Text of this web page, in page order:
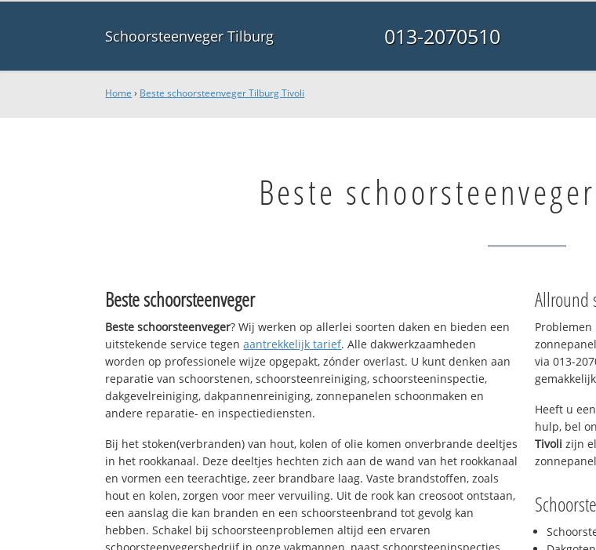
Schoorsteenveger Tilburg 013-2070510
Home › Beste schoorsteenveger Tilburg Tivoli
Beste
Beste schoorsteenveger
Beste schoorsteenveger? Wij werken op allerlei soorten daken en bieden een
uitstekende service tegenaantrekkelijk tarief. Alle dakwerkzaamheden
worden op professionele wijze opgepakt, zónder overlast. U kunt denken aan
reparatie van schoorstenen, schoorsteenreiniging, schoorsteeninspectie,
dakgevelreiniging, dakpannenreiniging, zonnepanelen schoonmaken en
andere reparatie- en inspectiediensten.
Bij het stoken(verbranden) van hout, kolen of olie komen onverbrande deeltjes
in het rookkanaal. Deze deeltjes hechten zich aan de wand van het rookkanaal
en vormen een teerachtige, zeer brandbare laag. Vaste brandstoffen, zoals
hout en kolen, zorgen voor meer vervuiling. Uit de rook kan creosoot ontstaan,
een aanslag die kan branden en een schoorsteenbrand tot gevolg kan
hebben. Schakel bij schoorsteenproblemen altijd een ervaren
schoorsteenvegersbedrijf in onze vakmannen, naast schoorsteeninspecties
Allround
via 013-
Heeft u
hulp, bel
Tivoli zijn